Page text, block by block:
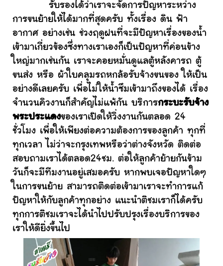
รับรองได้ว่าเราจะจัดการปัญหาระหว่าง
การขนย้ายให้ได้มากที่สุดครับ ทั้งเรื่อง ดิน ฟ้า
อากาศ อย่างเช่น ช่วงฤดูฝนที่จะมีปัญหาเรื่องของน้ำ
เข้ามาเกี่ยวข้องซึ่งทางเราเองก็เป็นปัญหาที่ค่อนข้าง
ใหญ่มากเช่นกัน เราจะคอยหมั่นดูแลตู้หลังคารถ ตู้
ขนส่ง หรือ ผ้าใบคลุมรถหกล้อรับจ้างขนของ ให้เป็น
อย่างดีเลยครับ เพื่อไม่ให้น้ำซึมเข้ามาถึงของได้ เรื่อง
จำนวนคิวงานก็สำคัญไม่แพ้กัน บริการกระบะรับจ้าง
พระประแดงของเราเปิดให้วิ่งงานกันตลอด 24
ชั่วโมง เพื่อให้เพียงต่อความต้องการของลูกค้า ทุกที่
ทุกเวลา ไม่ว่าจะกรุงเทพหรือว่าต่างจังหวัด ติดต่อ
สอบถามเราได้ตลอด24ชม. ต่อให้ลูกค้าย้ายกันข้าม
วันก็จะมีทีมงานอยู่เสมอครับ หากพบเจอปัญหาใดๆ
ในการขนย้าย สามารถติดต่อเข้ามาเราจะทำการแก้
ปัญหาให้กับลูกค้าทุกอย่าง แนะนำติชมเราก็ได้ครับ
ทุกการติชมเราจะได้นำไปปรับปรุงเรื่องบริการของ
เราให้ดียิ่งขึ้นไป